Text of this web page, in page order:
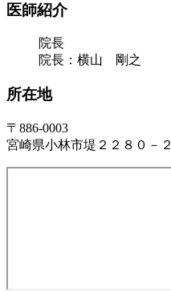
医師紹介
院長
院長：横山 剛之
所在地
〒886-0003
宮崎県小林市堤２２８０－２